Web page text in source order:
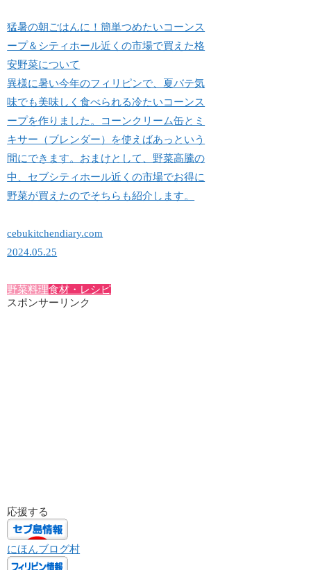
猛暑の朝ごはんに！簡単つめたいコーンス
ープ＆シティホール近くの市場で買えた格
安野菜について
異様に暑い今年のフィリピンで、夏バテ気
味でも美味しく食べられる冷たいコーンス
ープを作りました。コーンクリーム缶とミ
キサー（ブレンダー）を使えばあっという
間にできます。おまけとして、野菜高騰の
中、セブシティホール近くの市場でお得に
野菜が買えたのでそちらも紹介します。
cebukitchendiary.com
2024.05.25
野菜料理食材・レシピ
スポンサーリンク
応援する
にほんブログ村